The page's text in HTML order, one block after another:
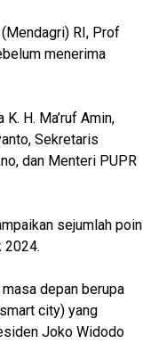
RI, Prof
menerima
H. Ma’ruf Amin,
Sekretaris
dan Menteri PUPR
sejumlah poin
2024.
depan berupa
city) yang
Joko Widodo